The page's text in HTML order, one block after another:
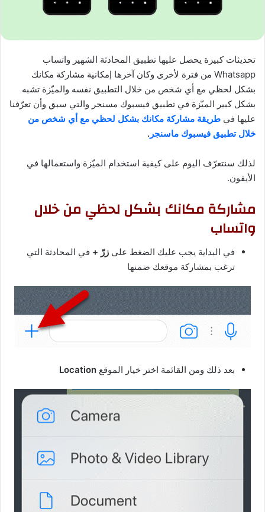
تحديثات كبيرة يحصل عليها تطبيق المحادثة الشهير واتساب
Whatsapp من فترة لأخرى وكان آخرها إمكانية مشاركة مكانك
بشكل لحظي مع أي شخص من خلال التطبيق نفسه والميّزة تشبه
بشكل كبير الميّزة في تطبيق فيسبوك مسنجر والتي سبق وأن تعرّفنا
عليها في طريقة مشاركة مكانك بشكل لحظي مع أي شخص من
خلال تطبيق فيسبوك ماسنجر .
لذلك سنتعرّف اليوم على كيفية استخدام الميّزة واستعمالها في
الأيفون.
مشاركة مكانك بشكل لحظي من خلال
واتساب
في البداية يجب عليك الضغط على زرّ + في المحادثة التي
ترغب بمشاركة موقعك ضمنها
بعد ذلك ومن القائمة اختر خيار الموقع Location